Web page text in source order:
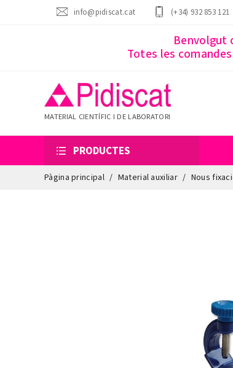
info@pidiscat.cat (+34) 932 853 121
Benvolgut
Totes les
MATERIAL CIENTÍFIC I DE LABORATORI
PRODUCTES
Pàgina principal Material auxiliar Nous